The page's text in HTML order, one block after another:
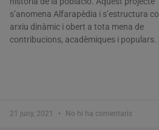
s’anomena Alfarapèdia i s’estructura
arxiu dinàmic i obert a tota mena de
contribucions, acadèmiques i populars.
21 juny, 2021 No hi ha comentaris